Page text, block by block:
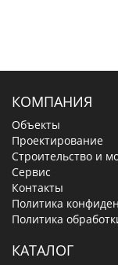
КОМПАНИЯ
Объекты
Проектирование
Строительство и
Сервис
Контакты
Политика
Политика
КАТАЛОГ